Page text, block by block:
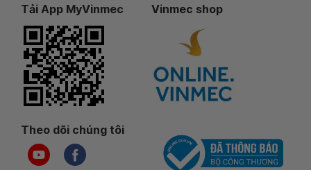
Tải App MyVinmec Vinmec shop
Theo dõi chúng tôi